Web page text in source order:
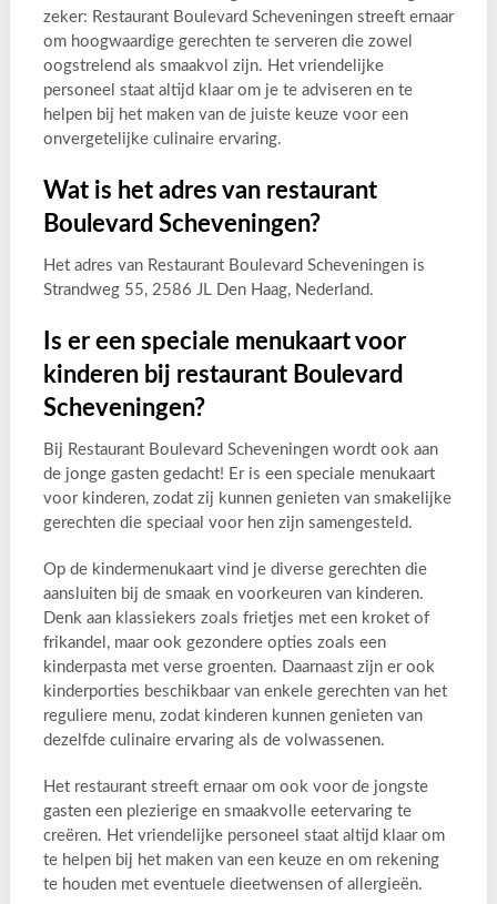
zeker: Restaurant Boulevard Scheveningen streeft ernaar
om hoogwaardige gerechten te serveren die zowel
oogstrelend als smaakvol zijn. Het vriendelijke
personeel staat altijd klaar om je te adviseren en te
helpen bij het maken van de juiste keuze voor een
onvergetelijke culinaire ervaring.
Wat is het adres van restaurant
Boulevard Scheveningen?
Het adres van Restaurant Boulevard Scheveningen is
Strandweg 55, 2586 JL Den Haag, Nederland.
Is er een speciale menukaart voor
kinderen bij restaurant Boulevard
Scheveningen?
Bij Restaurant Boulevard Scheveningen wordt ook aan
de jonge gasten gedacht! Er is een speciale menukaart
voor kinderen, zodat zij kunnen genieten van smakelijke
gerechten die speciaal voor hen zijn samengesteld.
Op de kindermenukaart vind je diverse gerechten die
aansluiten bij de smaak en voorkeuren van kinderen.
Denk aan klassiekers zoals frietjes met een kroket of
frikandel, maar ook gezondere opties zoals een
kinderpasta met verse groenten. Daarnaast zijn er ook
kinderporties beschikbaar van enkele gerechten van het
reguliere menu, zodat kinderen kunnen genieten van
dezelfde culinaire ervaring als de volwassenen.
Het restaurant streeft ernaar om ook voor de jongste
gasten een plezierige en smaakvolle eetervaring te
creëren. Het vriendelijke personeel staat altijd klaar om
te helpen bij het maken van een keuze en om rekening
te houden met eventuele dieetwensen of allergieën.